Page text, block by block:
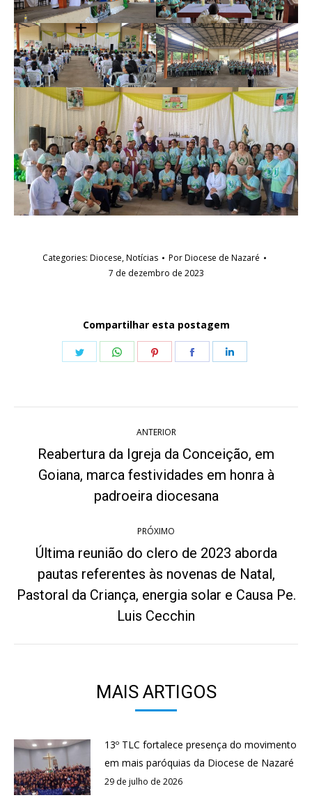
Categories: Diocese,Notícias PorDiocese de Nazaré
7 de dezembro de 2023
Compartilhar esta postagem
Share
Share
Share
Share
post:
ANTERIOR
Post
anterior:
Reabertura da Igreja da Conceição, em
Goiana, marca festividades em honra à
padroeira diocesana
PRÓXIMO
Próximo
post:
Última reunião do clero de 2023 aborda
pautas referentes às novenas de Natal,
Pastoral da Criança, energia solar e Causa Pe.
Luis Cecchin
MAIS ARTIGOS
13º TLC fortalece presença do movimento
em mais paróquias da Diocese de Nazaré
29 de julho de 2026